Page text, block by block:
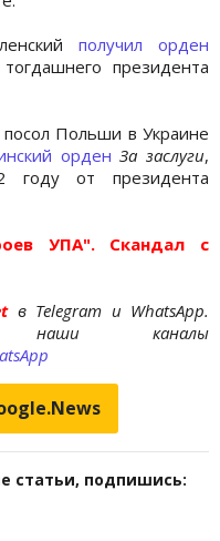
получил орден
президента
Польши в Украине
орден За заслуги,
году от президента
УПА". Скандал с
в Telegram и WhatsApp.
наши каналы
статьи, подпишись: